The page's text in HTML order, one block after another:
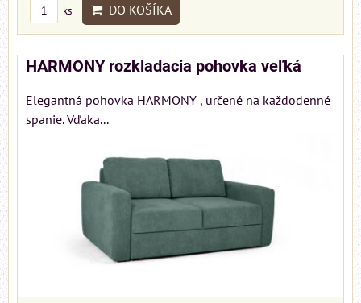
ks DO KOŠÍKA
HARMONY rozkladacia pohovka veľká
Elegantná pohovka HARMONY , určené na každodenné
spanie. Vďaka...